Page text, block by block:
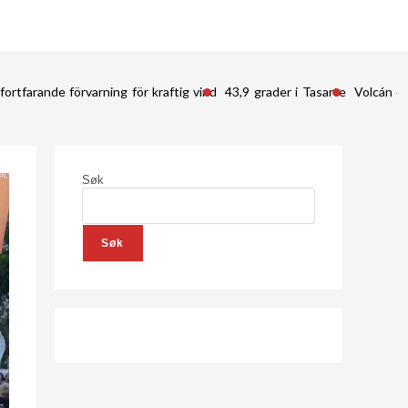
förvarning för kraftig vind 43,9 grader i Tasarte Volcán
Søk
Søk